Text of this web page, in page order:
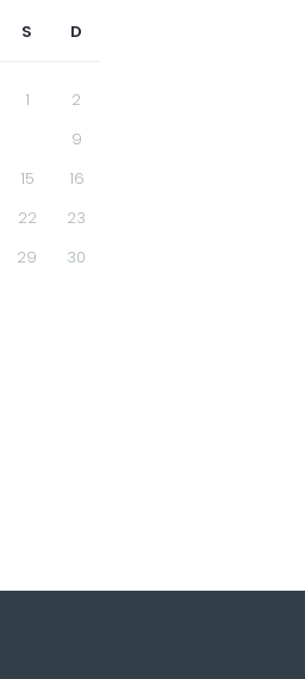
S D
1
2
9
15
16
22
23
29
30